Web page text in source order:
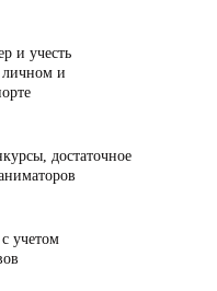
и учесть
личном и
достаточное
учетом